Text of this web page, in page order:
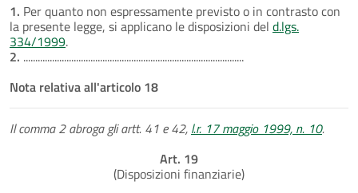
1. Per quanto non espressamente previsto o in contrasto con
la presente legge, si applicano le disposizioni del d.lgs.
334/1999.
2. ............................................................................................
Nota relativa all'articolo 18
Il comma 2 abroga gli artt. 41 e 42, l.r. 17 maggio 1999, n. 10.
Art. 19
(Disposizioni finanziarie)